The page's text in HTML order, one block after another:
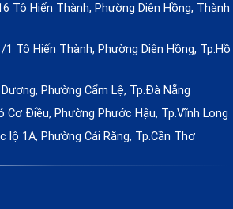
Tô Hiến Thành, Phường Diên Hồng, Thành
1 Tô Hiến Thành, Phường Diên Hồng, Tp.Hồ
Phường Cẩm Lệ, Tp.Đà Nẵng
Cơ Điều, Phường Phước Hậu, Tp.Vĩnh Long
lộ 1A, Phường Cái Răng, Tp.Cần Thơ